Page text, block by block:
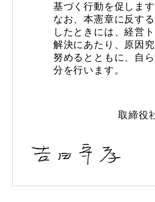
基づく行動を促します
なお、本憲章に反す
したときには、経営
解決にあたり、原因
努めるとともに、自
分を行います。
取締役